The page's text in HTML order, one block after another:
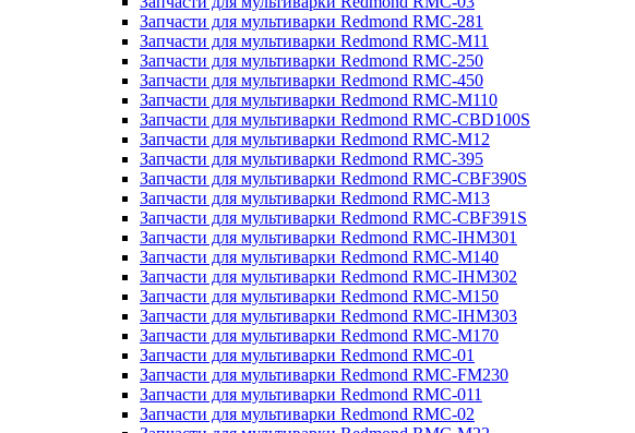
Запчасти для мультиварки Redmond RMC-281
Запчасти для мультиварки Redmond RMC-M11
Запчасти для мультиварки Redmond RMC-250
Запчасти для мультиварки Redmond RMC-450
Запчасти для мультиварки Redmond RMC-M110
Запчасти для мультиварки Redmond RMC-CBD100S
Запчасти для мультиварки Redmond RMC-M12
Запчасти для мультиварки Redmond RMC-395
Запчасти для мультиварки Redmond RMC-CBF390S
Запчасти для мультиварки Redmond RMC-M13
Запчасти для мультиварки Redmond RMC-CBF391S
Запчасти для мультиварки Redmond RMC-IHM301
Запчасти для мультиварки Redmond RMC-M140
Запчасти для мультиварки Redmond RMC-IHM302
Запчасти для мультиварки Redmond RMC-M150
Запчасти для мультиварки Redmond RMC-IHM303
Запчасти для мультиварки Redmond RMC-M170
Запчасти для мультиварки Redmond RMC-01
Запчасти для мультиварки Redmond RMC-FM230
Запчасти для мультиварки Redmond RMC-011
Запчасти для мультиварки Redmond RMC-02